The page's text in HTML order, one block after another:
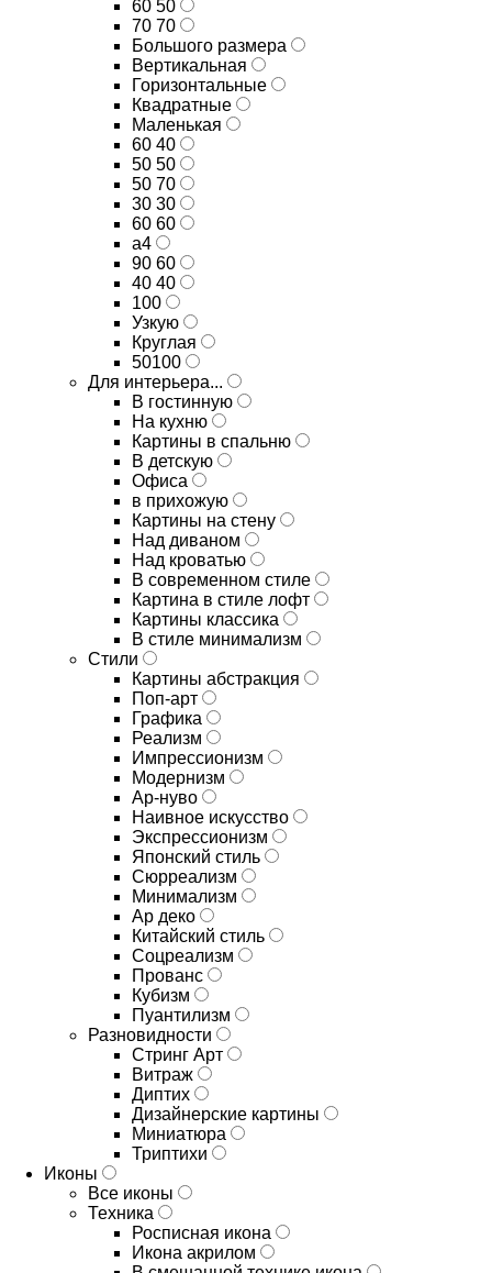
60 50
70 70
Большого размера
Вертикальная
Горизонтальные
Квадратные
Маленькая
60 40
50 50
50 70
30 30
60 60
а4
90 60
40 40
100
Узкую
Круглая
50100
Для интерьера...
В гостинную
На кухню
Картины в спальню
В детскую
Офиса
в прихожую
Картины на стену
Над диваном
Над кроватью
В современном стиле
Картина в стиле лофт
Картины классика
В стиле минимализм
Стили
Картины абстракция
Поп-арт
Графика
Реализм
Импрессионизм
Модернизм
Ар-нуво
Наивное искусство
Экспрессионизм
Японский стиль
Сюрреализм
Минимализм
Ар деко
Китайский стиль
Соцреализм
Прованс
Кубизм
Пуантилизм
Разновидности
Стринг Арт
Витраж
Диптих
Дизайнерские картины
Миниатюра
Триптихи
Иконы
Все иконы
Техника
Росписная икона
Икона акрилом